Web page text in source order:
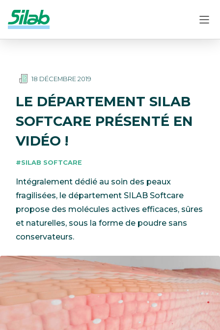
18 DÉCEMBRE 2019
LE DÉPARTEMENT SILAB
SOFTCARE PRÉSENTÉ EN
VIDÉO !
#SILAB SOFTCARE
Intégralement dédié au soin des peaux
fragilisées, le département SILAB Softcare
propose des molécules actives efficaces, sûres
et naturelles, sous la forme de poudre sans
conservateurs.